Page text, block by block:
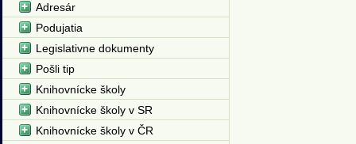
Adresár
Podujatia
Legislativne dokumenty
Pošli tip
Knihovnícke školy
Knihovnícke školy v SR
Knihovnícke školy v ČR